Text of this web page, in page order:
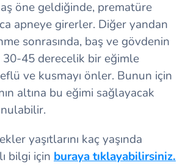
öne geldiğinde, prematüre
apneye girerler. Diğer yandan
sonrasında, baş ve gövdenin
45 derecelik bir eğimle
ve kusmayı önler. Bunun için
altına bu eğimi sağlayacak
yaşıtlarını kaç yaşında
bilgi için buraya tıklayabilirsiniz.